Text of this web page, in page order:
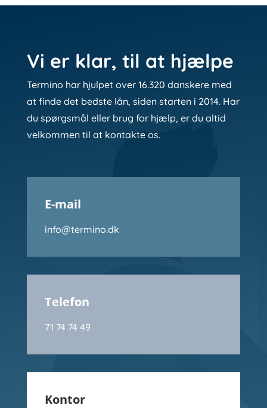
Vi er klar, til at hjælpe
Termino har hjulpet over 16.320 danskere med
at finde det bedste lån, siden starten i 2014. Har
du spørgsmål eller brug for hjælp, er du altid
velkommen til at kontakte os.
E-mail
info@termino.dk
Telefon
71 74 74 49
Kontor